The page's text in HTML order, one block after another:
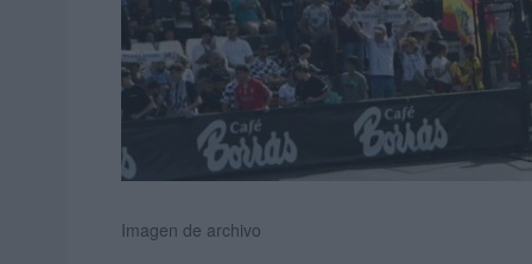
Imagen de archivo